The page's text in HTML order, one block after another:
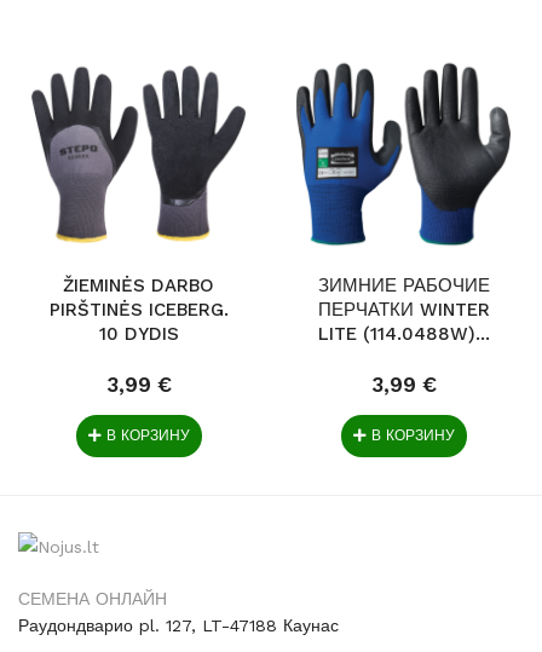
ŽIEMINĖS DARBO
PIRŠTINĖS ICEBERG.
10 DYDIS
3,99 €
В КОРЗИНУ
ЗИМНИЕ РАБОЧИЕ
ПЕРЧАТКИ WINTER
LITE (114.0488W)...
3,99 €
В КОРЗИНУ
СЕМЕНА ОНЛАЙН
Раудондварио pl. 127, LT-47188 Каунас